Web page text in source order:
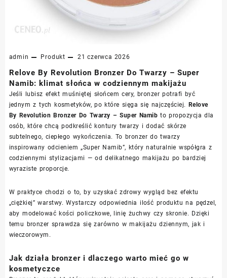
admin Produkt 21 czerwca 2026
Relove By Revolution Bronzer Do Twarzy – Super
Namib: klimat słońca w codziennym makijażu
Jeśli lubisz efekt muśniętej słońcem cery, bronzer potrafi być
jednym z tych kosmetyków, po które sięga się najczęściej. Relove
By Revolution Bronzer Do Twarzy – Super Namib to propozycja dla
osób, które chcą podkreślić kontury twarzy i dodać skórze
subtelnego, ciepłego wykończenia. To bronzer do twarzy
inspirowany odcieniem „Super Namib”, który naturalnie współgra z
codziennymi stylizacjami — od delikatnego makijażu po bardziej
wyraziste proporcje.
W praktyce chodzi o to, by uzyskać zdrowy wygląd bez efektu
„ciężkiej” warstwy. Wystarczy odpowiednia ilość produktu na pędzel,
aby modelować kości policzkowe, linię żuchwy czy skronie. Dzięki
temu bronzer sprawdza się zarówno w makijażu dziennym, jak i
wieczorowym.
Jak działa bronzer i dlaczego warto mieć go w
kosmetyczce